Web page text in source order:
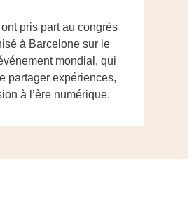
pris part au congrès
à Barcelone sur le
mondial, qui
partager expériences,
à l’ère numérique.